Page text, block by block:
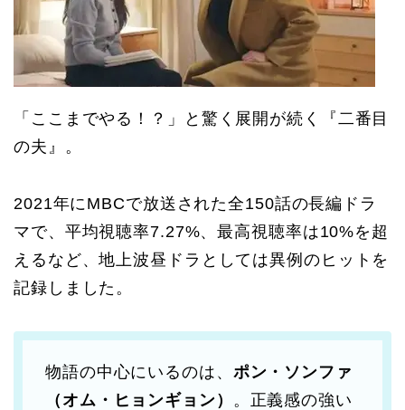
「ここまでやる！？」と驚く展開が続く『二番目
の夫』。
2021年にMBCで放送された全150話の長編ドラ
マで、平均視聴率7.27%、最高視聴率は10%を超
えるなど、地上波昼ドラとしては異例のヒットを
記録しました。
物語の中心にいるのは、 ポン・ソンファ
（オム・ヒョンギョン）
。正義感の強い